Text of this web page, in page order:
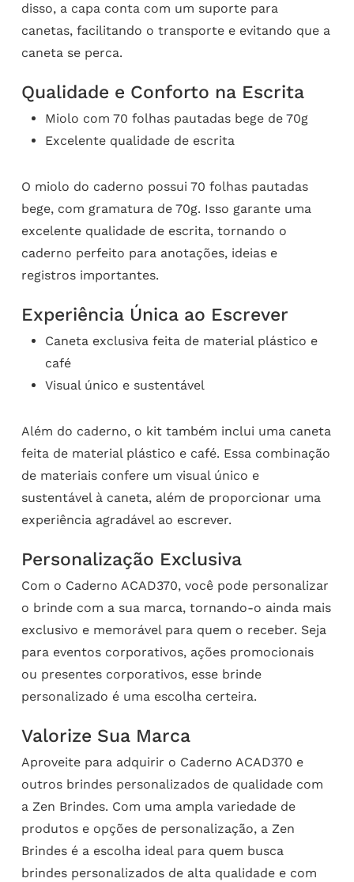
disso, a capa conta com um suporte para
canetas, facilitando o transporte e evitando que a
caneta se perca.
Qualidade e Conforto na Escrita
Miolo com 70 folhas pautadas bege de 70g
Excelente qualidade de escrita
O miolo do caderno possui 70 folhas pautadas
bege, com gramatura de 70g. Isso garante uma
excelente qualidade de escrita, tornando o
caderno perfeito para anotações, ideias e
registros importantes.
Experiência Única ao Escrever
Caneta exclusiva feita de material plástico e
café
Visual único e sustentável
Além do caderno, o kit também inclui uma caneta
feita de material plástico e café. Essa combinação
de materiais confere um visual único e
sustentável à caneta, além de proporcionar uma
experiência agradável ao escrever.
Personalização Exclusiva
Com o Caderno ACAD370, você pode personalizar
o brinde com a sua marca, tornando-o ainda mais
exclusivo e memorável para quem o receber. Seja
para eventos corporativos, ações promocionais
ou presentes corporativos, esse brinde
personalizado é uma escolha certeira.
Valorize Sua Marca
Aproveite para adquirir o Caderno ACAD370 e
outros brindes personalizados de qualidade com
a Zen Brindes. Com uma ampla variedade de
produtos e opções de personalização, a Zen
Brindes é a escolha ideal para quem busca
brindes personalizados de alta qualidade e com